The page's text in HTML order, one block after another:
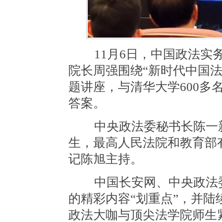
11月6日，中国政法实务
院长周强围绕“新时代中国
题讲座，与清华大学600多
答案。
中央政法委秘书长陈一
生，最高人民法院和教育
记陈旭主持。
中国长安网、中央政法
的精彩内容“划重点”，并
政法大咖与顶尖法学院师生